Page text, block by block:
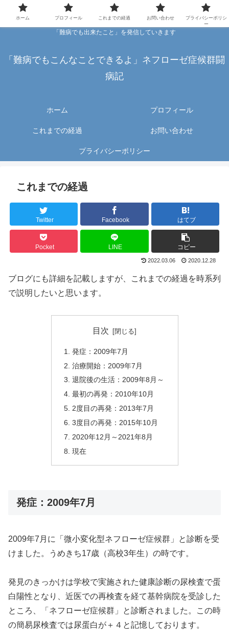
「難病でも出来たこと」を発信していきます
「難病でもこんなことできるよ」ネフローゼ症候群闘
病記
ホーム プロフィール
これまでの経過 お問い合わせ
プライバシーポリシー
これまでの経過
Twitter Facebook はてブ
Pocket LINE コピー
2022.03.06 2020.12.28
ブログにも詳細を記載しますが、これまでの経過を時系列
で説明したいと思います。
目次
発症：2009年7月
治療開始：2009年7月
退院後の生活：2009年8月～
最初の再発：2010年10月
2度目の再発：2013年7月
3度目の再発：2015年10月
2020年12月～2021年8月
現在
発症：2009年7月
2009年7月に「微小変化型ネフローゼ症候群」と診断を受
けました。うめきち17歳（高校3年生）の時です。
発見のきっかけは学校で実施された健康診断の尿検査で蛋
白陽性となり、近医での再検査を経て基幹病院を受診した
ところ、「ネフローゼ症候群」と診断されました。この時
の簡易尿検査では尿蛋白が＋４と記憶しております。
ホーム プロフィール これまでの経過 お問い合わせ
プライバシーポリシ
ー